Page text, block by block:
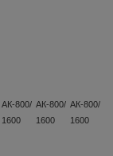
АК-800/
1600
АК-800/
1600
АК-800/
1600